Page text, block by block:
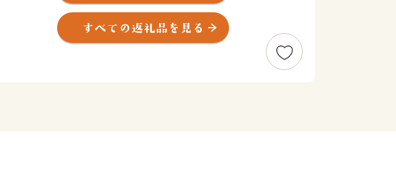
高杉晋作の功山寺挙兵など、日本史の転換期にたびたび舞台になっ
幕末以降の繁栄と関門トンネル開通に繋がるストーリーは、
「関門“ノスタルジック”海峡～時の停車場、近代化の記憶～」とし